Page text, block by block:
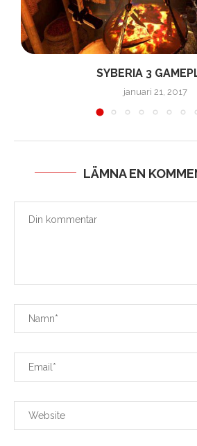
SYBERIA 3
januari 21, 2017
LÄMNA EN